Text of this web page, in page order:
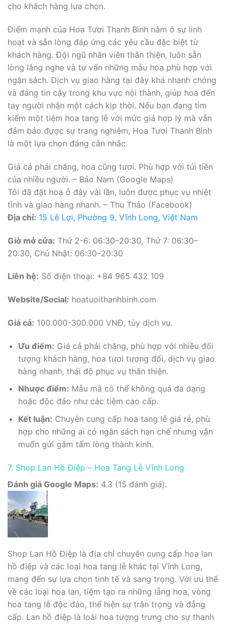
cho khách hàng lựa chọn.
Điểm mạnh của Hoa Tươi Thanh Bình nằm ở sự linh
hoạt và sẵn lòng đáp ứng các yêu cầu đặc biệt từ
khách hàng. Đội ngũ nhân viên thân thiện, luôn sẵn
lòng lắng nghe và tư vấn những mẫu hoa phù hợp với
ngân sách. Dịch vụ giao hàng tại đây khá nhanh chóng
và đáng tin cậy trong khu vực nội thành, giúp hoa đến
tay người nhận một cách kịp thời. Nếu bạn đang tìm
kiếm một tiệm hoa tang lễ với mức giá hợp lý mà vẫn
đảm bảo được sự trang nghiêm, Hoa Tươi Thanh Bình
là một lựa chọn đáng cân nhắc.
Giá cả phải chăng, hoa cũng tươi. Phù hợp với túi tiền
của nhiều người. – Bảo Nam (Google Maps)
Tôi đã đặt hoa ở đây vài lần, luôn được phục vụ nhiệt
tình và giao hàng nhanh. – Thu Thảo (Facebook)
Địa chỉ: 15 Lê Lợi, Phường 9, Vĩnh Long, Việt Nam
Giờ mở cửa: Thứ 2-6: 06:30–20:30, Thứ 7: 06:30–
20:30, Chủ Nhật: 06:30–20:30
Liên hệ: Số điện thoại: +84 965 432 109
Website/Social: hoatuoithanhbinh.com
Giá cả: 100.000-300.000 VNĐ, tùy dịch vụ.
Ưu điểm: Giá cả phải chăng, phù hợp với nhiều đối
tượng khách hàng, hoa tươi tương đối, dịch vụ giao
hàng nhanh, thái độ phục vụ thân thiện.
Nhược điểm: Mẫu mã có thể không quá đa dạng
hoặc độc đáo như các tiệm cao cấp.
Kết luận: Chuyên cung cấp hoa tang lễ giá rẻ, phù
hợp cho những ai có ngân sách hạn chế nhưng vẫn
muốn gửi gắm tấm lòng thành kính.
7. Shop Lan Hồ Điệp – Hoa Tang Lễ Vĩnh Long
Đánh giá Google Maps: 4.3 (15 đánh giá).
Shop Lan Hồ Điệp là địa chỉ chuyên cung cấp hoa lan
hồ điệp và các loại hoa tang lễ khác tại Vĩnh Long,
mang đến sự lựa chọn tinh tế và sang trọng. Với ưu thế
về các loại hoa lan, tiệm tạo ra những lẵng hoa, vòng
hoa tang lễ độc đáo, thể hiện sự trân trọng và đẳng
cấp. Lan hồ điệp là loài hoa tượng trưng cho sự thanh